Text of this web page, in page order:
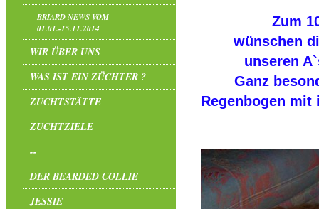
BRIARD NEWS VOM
01.01.-15.11.2014
WIR ÜBER UNS
WAS IST EIN ZÜCHTER ?
ZUCHTSTÄTTE
ZUCHTZIELE
--
DER BEARDED COLLIE
JESSIE
Zum
wünschen
unseren
Ganz
Regenbogen